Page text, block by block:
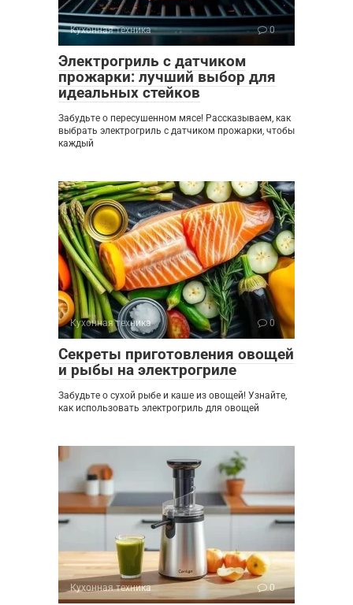
Кухонная техника 0
Электрогриль с датчиком
прожарки: лучший выбор для
идеальных стейков
Забудьте о пересушенном мясе! Рассказываем, как
выбрать электрогриль с датчиком прожарки, чтобы
каждый
Кухонная техника 0
Секреты приготовления овощей
и рыбы на электрогриле
Забудьте о сухой рыбе и каше из овощей! Узнайте,
как использовать электрогриль для овощей
Кухонная техника 0